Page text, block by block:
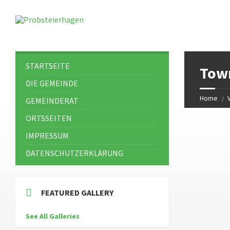
Home
STARTSEITE
DIE GEMEINDE
GEMEINDERAT
ORTSSEITEN
IMPRESSUM
DATENSCHUTZERKLÄRUNG
FEATURED GALLERY
See All Galleries